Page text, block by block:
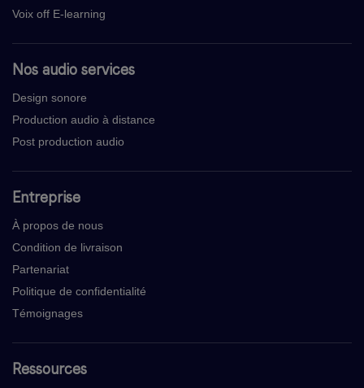
Voix off E-learning
Nos audio services
Design sonore
Production audio à distance
Post production audio
Entreprise
À propos de nous
Condition de livraison
Partenariat
Politique de confidentialité
Témoignages
Ressources